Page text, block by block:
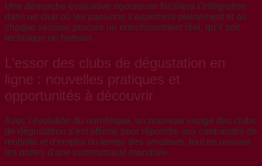
Une démarche évaluative rigoureuse facilitera l’intégration
dans un club où les passions s’expriment pleinement et où
chaque session procure un enrichissement réel, qu’il soit
technique ou humain.
L’essor des clubs de dégustation en
ligne : nouvelles pratiques et
opportunités à découvrir
Avec l’évolution du numérique, un nouveau visage des clubs
de dégustation s’est affirmé pour répondre aux contraintes de
mobilité et d’emploi du temps des amateurs, tout en ouvrant
les portes d’une communauté mondiale.